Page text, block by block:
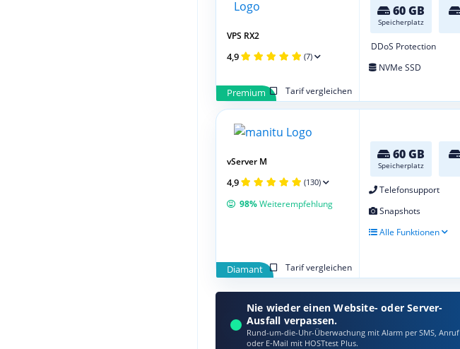
60 GB
Speicherplatz
DDoS Protection
NVMe SSD
Premium Tarif vergleichen
VPS RX2
4,9 (7)
60 GB
Speicherplatz
Telefonsupport
Snapshots
Alle Funktionen
Diamant Tarif vergleichen
vServer M
4,9 (130)
98%Weiterempfehlung
Nie wieder einen Website- oder Server-
Ausfall verpassen.
Rund-um-die-Uhr-Überwachung mit Alarm per SMS, Anruf
oder E‑Mail mit HOSTtest Plus.